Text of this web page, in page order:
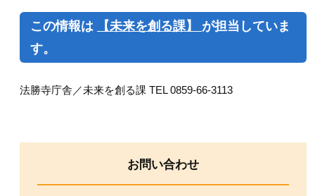
この情報は 【未来を創る課】 が担当していま
す。
法勝寺庁舎／未来を創る課 TEL 0859-66-3113
お問い合わせ